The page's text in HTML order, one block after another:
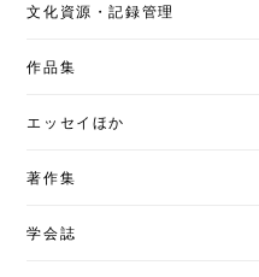
文化資源・記録管理
作品集
エッセイほか
著作集
学会誌